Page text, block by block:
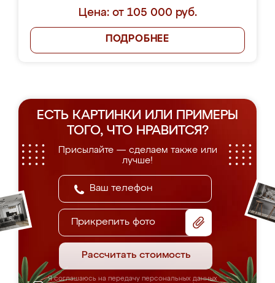
Цена: от 105 000 руб.
ПОДРОБНЕЕ
ЕСТЬ КАРТИНКИ ИЛИ ПРИМЕРЫ
ТОГО, ЧТО НРАВИТСЯ?
Присылайте — сделаем также или
лучше!
Прикрепить фото
Рассчитать стоимость
Я соглашаюсь на передачу персональных данных